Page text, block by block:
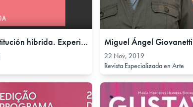
Por una institución híbrida. Experiencias de interacción entre museo y universidad., 06 Aug, 2020
22 Nov, 2019
Revista Especializada en Arte